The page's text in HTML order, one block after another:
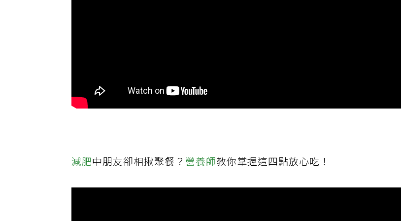
減肥 中朋友卻相揪聚餐？營養師教你掌握這四點放心吃！